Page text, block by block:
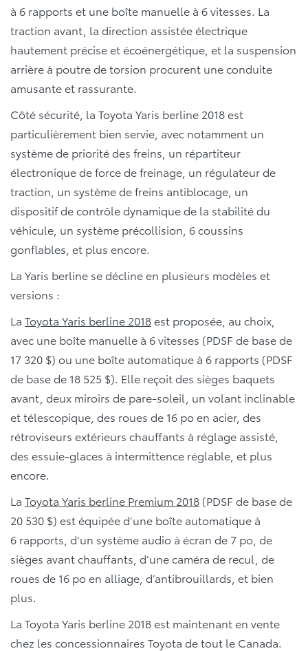
à 6 rapports et une boîte manuelle à 6 vitesses. La
traction avant, la direction assistée électrique
hautement précise et écoénergétique, et la suspension
arrière à poutre de torsion procurent une conduite
amusante et rassurante.
Côté sécurité, la Toyota Yaris berline 2018 est
particulièrement bien servie, avec notamment un
système de priorité des freins, un répartiteur
électronique de force de freinage, un régulateur de
traction, un système de freins antiblocage, un
dispositif de contrôle dynamique de la stabilité du
véhicule, un système précollision, 6 coussins
gonflables, et plus encore.
La Yaris berline se décline en plusieurs modèles et
versions :
La Toyota Yaris berline 2018est proposée, au choix,
avec une boîte manuelle à 6 vitesses (PDSF de base de
17 320 $) ou une boîte automatique à 6 rapports (PDSF
de base de 18 525 $). Elle reçoit des sièges baquets
avant, deux miroirs de pare-soleil, un volant inclinable
et télescopique, des roues de 16 po en acier, des
rétroviseurs extérieurs chauffants à réglage assisté,
des essuie-glaces à intermittence réglable, et plus
encore.
La Toyota Yaris berline Premium 2018 (PDSF de base de
20 530 $) est équipée d’une boîte automatique à
6 rapports, d’un système audio à écran de 7 po, de
sièges avant chauffants, d’une caméra de recul, de
roues de 16 po en alliage, d’antibrouillards, et bien
plus.
La Toyota Yaris berline 2018 est maintenant en vente
chez les concessionnaires Toyota de tout le Canada.